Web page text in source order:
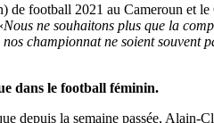
de football 2021 au Cameroun et
Nous ne souhaitons plus que la
championnat ne soient souvent
dans le football féminin.
depuis la semaine passée,